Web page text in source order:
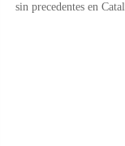
sin precedentes en